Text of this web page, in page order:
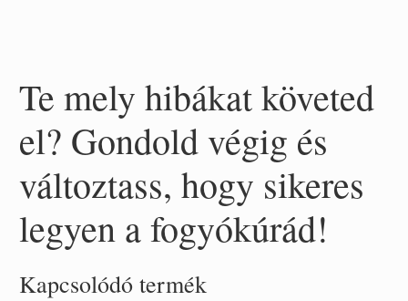
Te mely hibákat követed
el? Gondold végig és
változtass, hogy sikeres
legyen a fogyókúrád!
Kapcsolódó termék